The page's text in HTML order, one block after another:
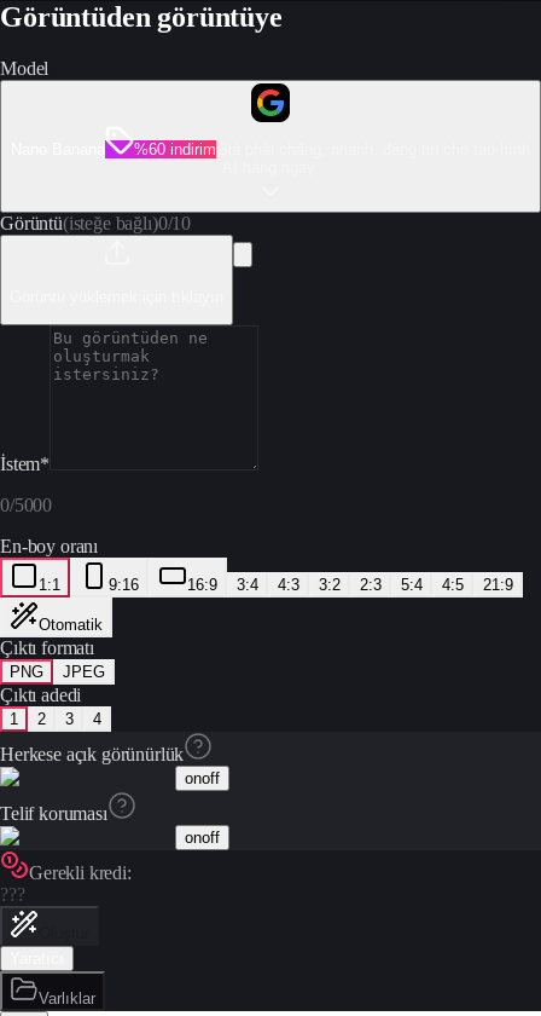
Görüntüden görüntüye
Model
%60 indirim
Görüntü(isteğe bağlı)0/10
İstem*
0/5000
En-boy oranı
1:1 9:16 16:9 3:4 4:3 3:2 2:3 5:4 4:5 21:9
Otomatik
Çıktı formatı
PNG JPEG
Çıktı adedi
1 2 3 4
Herkese açık görünürlük
onoff
Telif koruması
onoff
Gerekli kredi:
???
Varlıklar